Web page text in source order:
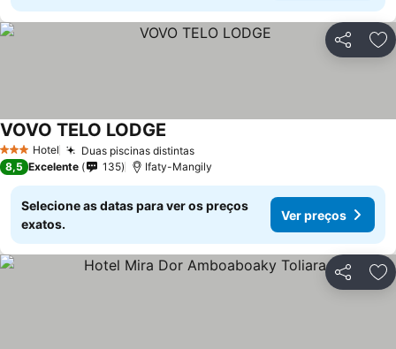
Partilhar
3 EstrelasHotel Duas piscinas distintas
VOVO TELO LODGE
8,5 Excelente 135 Ifaty-Mangily
Selecione as datas para ver os preços
exatos.
Ver preços
Partilhar